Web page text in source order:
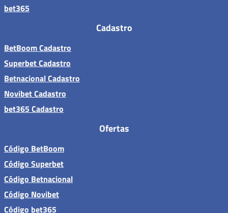
bet365
Cadastro
BetBoom Cadastro
Superbet Cadastro
Betnacional Cadastro
Novibet Cadastro
bet365 Cadastro
Ofertas
Código BetBoom
Código Superbet
Código Betnacional
Código Novibet
Código bet365